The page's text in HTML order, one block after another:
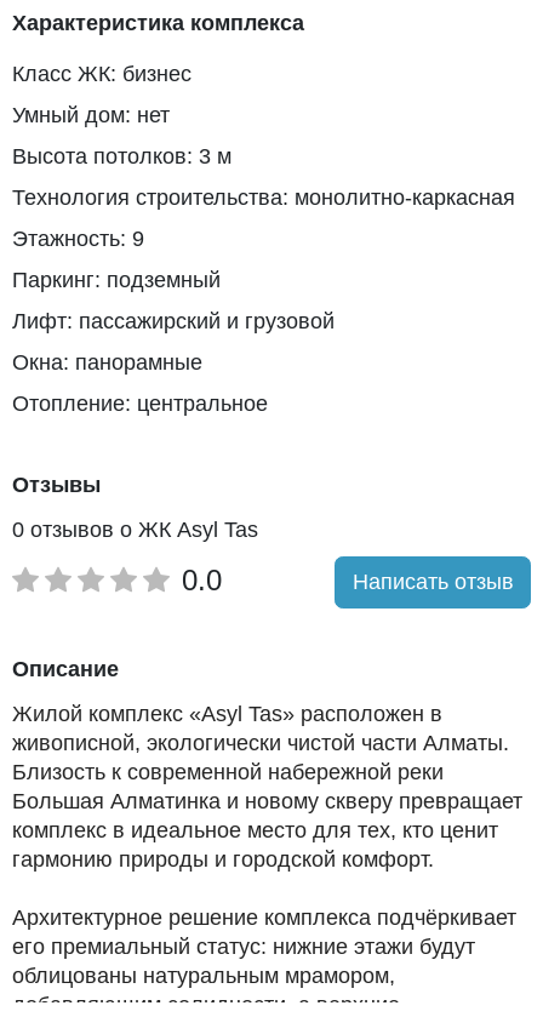
Характеристика комплекса
Класс ЖК: бизнес
Умный дом: нет
Высота потолков: 3 м
Технология строительства: монолитно-каркасная
Этажность: 9
Паркинг: подземный
Лифт: пассажирский и грузовой
Окна: панорамные
Отопление: центральное
Отзывы
0 отзывов о ЖК Asyl Tas
0.0 Написать отзыв
Описание
Жилой комплекс «Asyl Tas» расположен в
живописной, экологически чистой части Алматы.
Близость к современной набережной реки
Большая Алматинка и новому скверу превращает
комплекс в идеальное место для тех, кто ценит
гармонию природы и городской комфорт.
Архитектурное решение комплекса подчёркивает
его премиальный статус: нижние этажи будут
облицованы натуральным мрамором,
добавляющим солидности, а верхние -